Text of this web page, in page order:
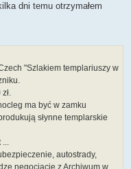
dni temu otrzymałem
"Szlakiem templariuszy w
ma być w zamku
słynne templarskie
...
autostrady,